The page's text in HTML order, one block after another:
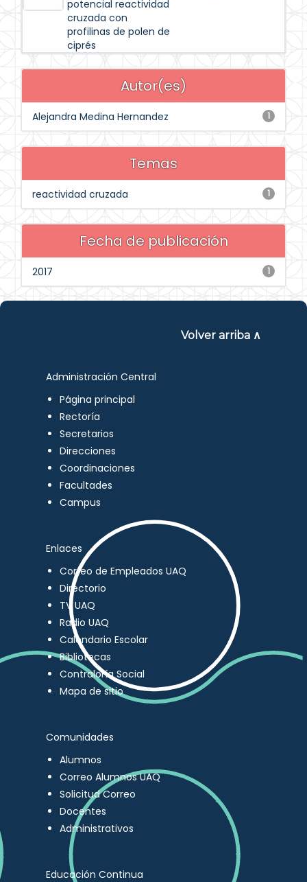
potencial reactividad
cruzada con
profilinas de polen de
ciprés
Autor(es)
1
Alejandra Medina Hernandez
Temas
1
reactividad cruzada
Fecha de publicación
1
2017
Volver arriba ∧
Administración Central
Página principal
Rectoría
Secretarios
Direcciones
Coordinaciones
Facultades
Campus
Enlaces
Correo de Empleados UAQ
Directorio
TV UAQ
Radio UAQ
Calendario Escolar
Bibliotecas
Contraloría Social
Mapa de sitio
Comunidades
Alumnos
Correo Alumnos UAQ
Solicitud Correo
Docentes
Administrativos
Educación Continua